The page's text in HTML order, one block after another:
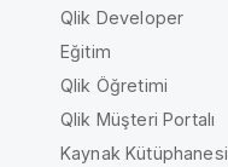
Qlik Developer
Eğitim
Qlik Öğretimi
Qlik Müşteri Portalı
Kaynak Kütüphanesi